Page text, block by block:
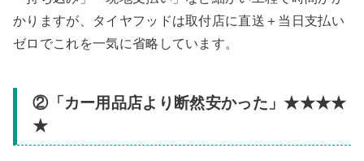
かりますが、タイヤフッドは取付店に直送＋当日支払い
ゼロでこれを一気に省略しています。
②「カー用品店より断然安かった」★★★★
★